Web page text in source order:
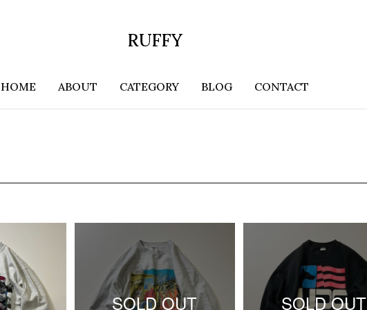
RUFFY
HOME ABOUT CATEGORY BLOG CONTACT
SOLD OUT SOLD OUT